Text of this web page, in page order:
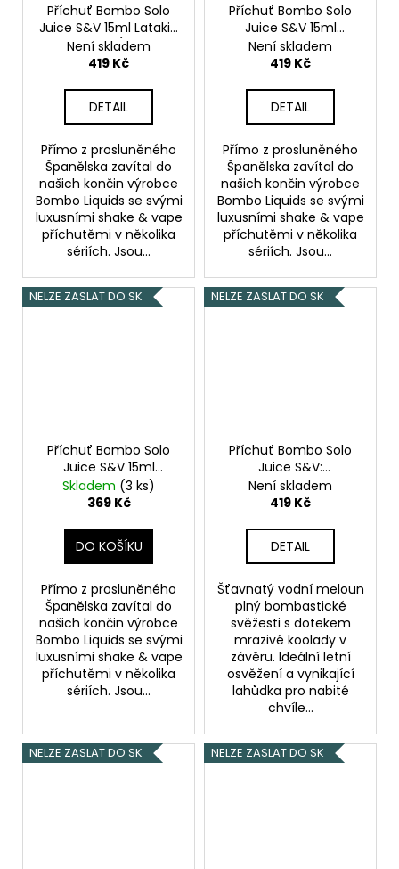
Příchuť Bombo Solo
Juice S&V 15ml Latakia
Tobacco (Tabák
latakia)
Není skladem
419 Kč
DETAIL
Přímo z prosluněného
Španělska zavítal do
našich končin výrobce
Bombo Liquids se svými
luxusními shake & vape
příchutěmi v několika
sériích. Jsou...
Příchuť Bombo Solo
Juice S&V 15ml
Strawberry Lemon Ice
(Ledová jahoda s
Není skladem
419 Kč
DETAIL
Přímo z prosluněného
Španělska zavítal do
našich končin výrobce
Bombo Liquids se svými
luxusními shake & vape
příchutěmi v několika
sériích. Jsou...
NELZE ZASLAT DO SK
Příchuť Bombo Solo
Juice S&V 15ml
Smooth Tobacco
(Jemná tabáková
Skladem (3 ks)
369 Kč
DO KOŠÍKU
Přímo z prosluněného
Španělska zavítal do
našich končin výrobce
Bombo Liquids se svými
luxusními shake & vape
příchutěmi v několika
sériích. Jsou...
NELZE ZASLAT DO SK
Příchuť Bombo Solo
Juice S&V:
Watermelon Ice
(Ledový vodní
Není skladem
419 Kč
DETAIL
Šťavnatý vodní meloun
plný bombastické
svěžesti s dotekem
mrazivé koolady v
závěru. Ideální letní
osvěžení a vynikající
lahůdka pro nabité
chvíle...
NELZE ZASLAT DO SK NELZE ZASLAT DO SK